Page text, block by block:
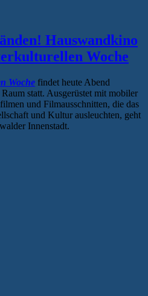
Hauswandkino
Woche
Woche findet heute Abend
statt. Ausgerüstet mit mobiler
und Filmausschnitten, die das
und Kultur ausleuchten, geht
Innenstadt.